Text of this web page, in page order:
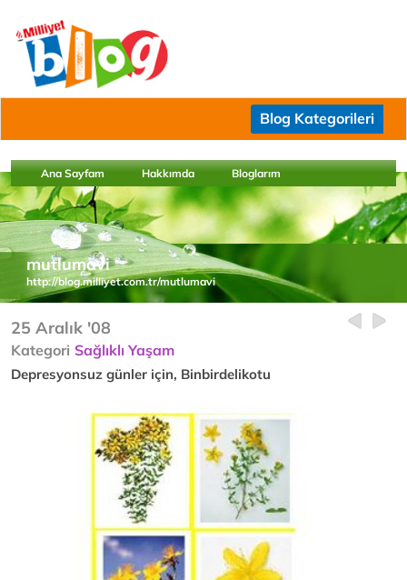
Blog Kategorileri
Ana Sayfam Hakkımda Bloglarım
mutlumavi
http://blog.milliyet.com.tr/mutlumavi
25 Aralık '08
Kategori Sağlıklı Yaşam
Depresyonsuz günler için, Binbirdelikotu